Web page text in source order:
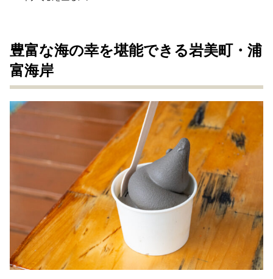
豊富な海の幸を堪能できる岩美町・浦
富海岸